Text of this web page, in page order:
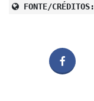
FONTE/CRÉDITOS: